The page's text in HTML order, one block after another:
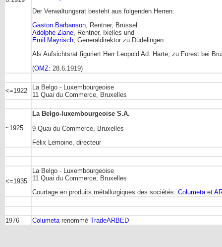
Der Verwaltungsrat besteht aus folgenden Herren:
Gaston Barbanson , Rentner, Brüssel
Adolphe Ziane , Rentner, Ixelles und
Emil Mayrisch , Generaldirektor zu Düdelingen.
Als Aufsichtsrat figuriert Herr Leopold Ad. Harte, zu Forest bei
(OMZ: 28.6.1919)
<=1922
La Belgo - Luxembourgeoise
11 Quai du Commerce, Bruxelles
~1925
La Belgo-luxembourgeoise S.A.
9 Quai du Commerce, Bruxelles
Félix Lemoine, directeur
<=1935
La Belgo - Luxembourgeoise
11 Quai du Commerce, Bruxelles
Courtage en produits métallurgiques des sociétés: Columeta et
1976 Columeta renommé TradeARBED